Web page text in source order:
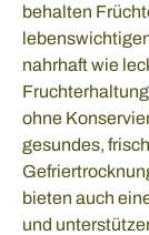
behalten
nahrhaft wie
ohne
gesundes,
bieten auch
und